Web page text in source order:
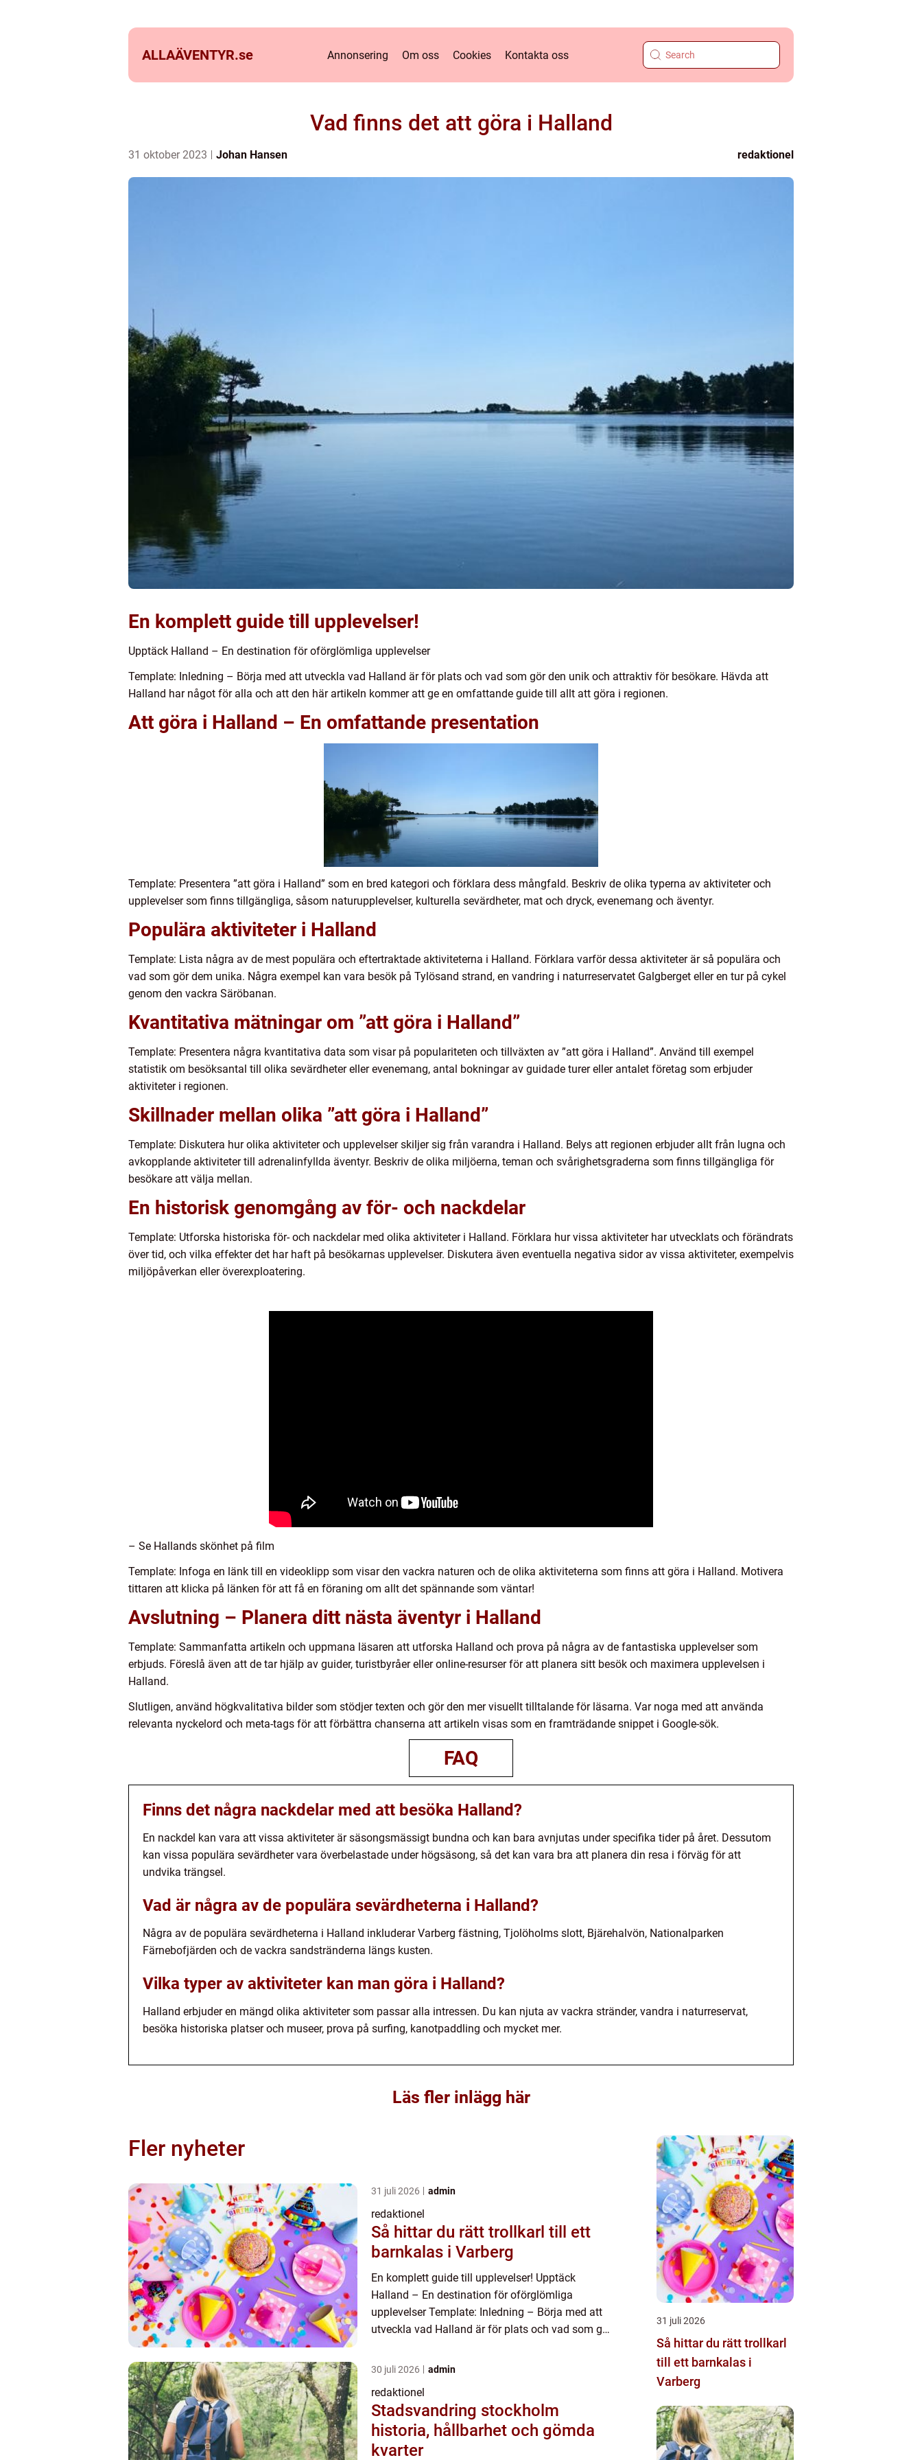
ALLAÄVENTYR.se Annonsering Om oss Cookies Kontakta oss
Vad finns det att göra i Halland
31 oktober 2023 Johan Hansen redaktionel
En komplett guide till upplevelser!
Upptäck Halland – En destination för oförglömliga upplevelser
Template: Inledning – Börja med att utveckla vad Halland är för plats och vad som gör den unik och attraktiv för besökare. Hävda att
Halland har något för alla och att den här artikeln kommer att ge en omfattande guide till allt att göra i regionen.
Att göra i Halland – En omfattande presentation
Template: Presentera ”att göra i Halland” som en bred kategori och förklara dess mångfald. Beskriv de olika typerna av aktiviteter och
upplevelser som finns tillgängliga, såsom naturupplevelser, kulturella sevärdheter, mat och dryck, evenemang och äventyr.
Populära aktiviteter i Halland
Template: Lista några av de mest populära och eftertraktade aktiviteterna i Halland. Förklara varför dessa aktiviteter är så populära och
vad som gör dem unika. Några exempel kan vara besök på Tylösand strand, en vandring i naturreservatet Galgberget eller en tur på cykel
genom den vackra Säröbanan.
Kvantitativa mätningar om ”att göra i Halland”
Template: Presentera några kvantitativa data som visar på populariteten och tillväxten av ”att göra i Halland”. Använd till exempel
statistik om besöksantal till olika sevärdheter eller evenemang, antal bokningar av guidade turer eller antalet företag som erbjuder
aktiviteter i regionen.
Skillnader mellan olika ”att göra i Halland”
Template: Diskutera hur olika aktiviteter och upplevelser skiljer sig från varandra i Halland. Belys att regionen erbjuder allt från lugna och
avkopplande aktiviteter till adrenalinfyllda äventyr. Beskriv de olika miljöerna, teman och svårighetsgraderna som finns tillgängliga för
besökare att välja mellan.
En historisk genomgång av för- och nackdelar
Template: Utforska historiska för- och nackdelar med olika aktiviteter i Halland. Förklara hur vissa aktiviteter har utvecklats och förändrats
över tid, och vilka effekter det har haft på besökarnas upplevelser. Diskutera även eventuella negativa sidor av vissa aktiviteter, exempelvis
miljöpåverkan eller överexploatering.
– Se Hallands skönhet på film
Template: Infoga en länk till en videoklipp som visar den vackra naturen och de olika aktiviteterna som finns att göra i Halland. Motivera
tittaren att klicka på länken för att få en föraning om allt det spännande som väntar!
Avslutning – Planera ditt nästa äventyr i Halland
Template: Sammanfatta artikeln och uppmana läsaren att utforska Halland och prova på några av de fantastiska upplevelser som
erbjuds. Föreslå även att de tar hjälp av guider, turistbyråer eller online-resurser för att planera sitt besök och maximera upplevelsen i
Halland.
Slutligen, använd högkvalitativa bilder som stödjer texten och gör den mer visuellt tilltalande för läsarna. Var noga med att använda
relevanta nyckelord och meta-tags för att förbättra chanserna att artikeln visas som en framträdande snippet i Google-sök.
FAQ
Finns det några nackdelar med att besöka Halland?
En nackdel kan vara att vissa aktiviteter är säsongsmässigt bundna och kan bara avnjutas under specifika tider på året. Dessutom
kan vissa populära sevärdheter vara överbelastade under högsäsong, så det kan vara bra att planera din resa i förväg för att
undvika trängsel.
Vad är några av de populära sevärdheterna i Halland?
Några av de populära sevärdheterna i Halland inkluderar Varberg fästning, Tjolöholms slott, Bjärehalvön, Nationalparken
Färnebofjärden och de vackra sandstränderna längs kusten.
Vilka typer av aktiviteter kan man göra i Halland?
Halland erbjuder en mängd olika aktiviteter som passar alla intressen. Du kan njuta av vackra stränder, vandra i naturreservat,
besöka historiska platser och museer, prova på surfing, kanotpaddling och mycket mer.
Läs fler inlägg här
Fler nyheter
31 juli 2026 admin
redaktionel
Så hittar du rätt trollkarl till ett
barnkalas i Varberg
En komplett guide till upplevelser! Upptäck
Halland – En destination för oförglömliga
upplevelser Template: Inledning – Börja med att
utveckla vad Halland är för plats och vad som gör
Halland...
30 juli 2026 admin
redaktionel
Stadsvandring stockholm
historia, hållbarhet och gömda
kvarter
31 juli 2026
Så hittar du rätt trollkarl
till ett barnkalas i
Varberg